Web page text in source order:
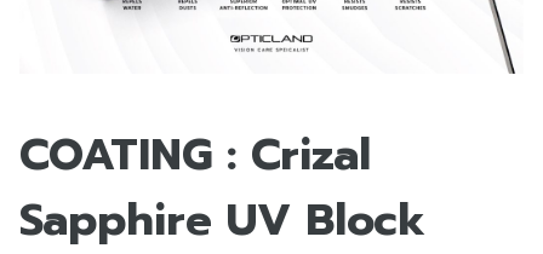
COATING : Crizal
Sapphire UV Block